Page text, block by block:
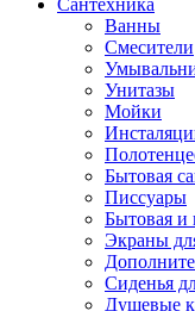
Сантехника
Ванны
Смесители
Унитазы
Мойки
Бытовая
Писсуары
Бытовая и
Экраны
Сиденья
Душевые